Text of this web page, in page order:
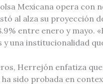
Mexicana opera con
al alza su proyección
entre enero y mayo.
una institucionalidad
Herrejón enfatiza
sido probada en